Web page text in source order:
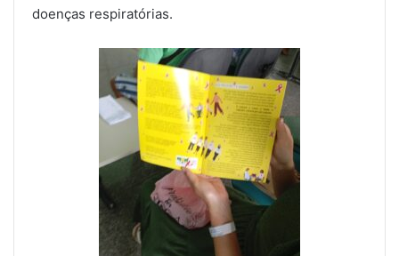
doenças respiratórias.